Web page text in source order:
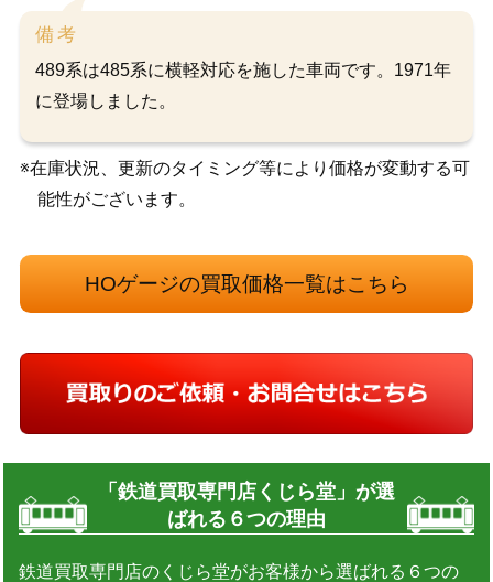
備考
489系は485系に横軽対応を施した車両です。1971年
に登場しました。
※在庫状況、更新のタイミング等により価格が変動する可
能性がございます。
HOゲージの買取価格一覧はこちら
「鉄道買取専門店くじら堂」が選
ばれる６つの理由
鉄道買取専門店のくじら堂がお客様から選ばれる６つの